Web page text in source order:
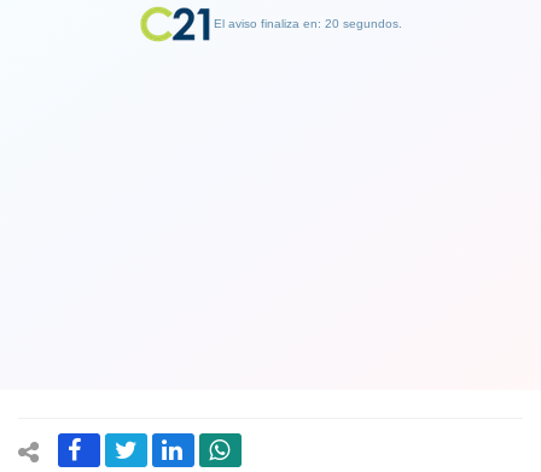
El aviso finaliza en: 19 segundos.